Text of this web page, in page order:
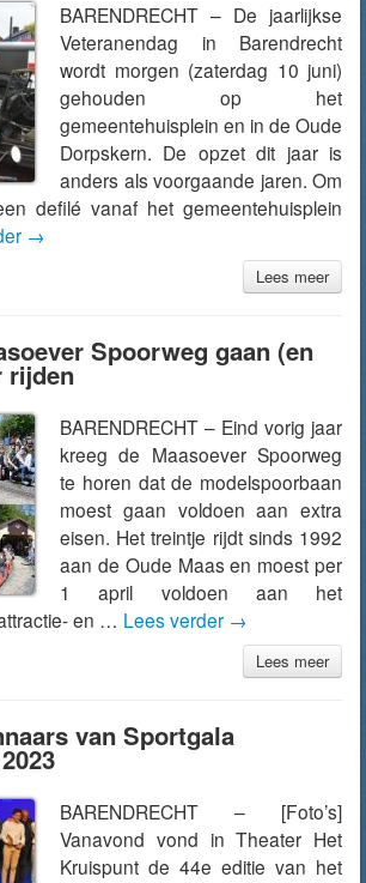
BARENDRECHT – De jaarlijkse
Veteranendag in Barendrecht
wordt morgen (zaterdag 10 juni)
gehouden op het
gemeentehuisplein en in de Oude
Dorpskern. De opzet dit jaar is
anders als voorgaande jaren. Om
defilé vanaf het gemeentehuisplein
→
Lees meer
Spoorweg gaan (en
rijden
BARENDRECHT – Eind vorig jaar
kreeg de Maasoever Spoorweg
te horen dat de modelspoorbaan
moest gaan voldoen aan extra
eisen. Het treintje rijdt sinds 1992
aan de Oude Maas en moest per
1 april voldoen aan het
en … Lees verder →
Lees meer
van Sportgala
BARENDRECHT – [Foto’s]
Vanavond vond in Theater Het
Kruispunt de 44e editie van het